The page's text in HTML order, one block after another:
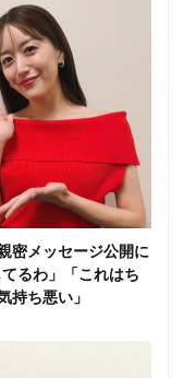
密メッセージ公開に
るわ」「これはち
持ち悪い」